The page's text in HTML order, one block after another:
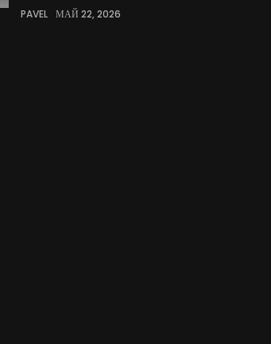
PAVEL МАЙ 22, 2026